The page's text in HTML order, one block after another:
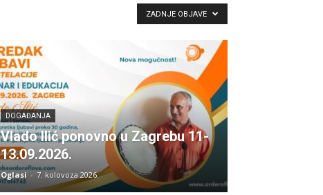
ZADNJE OBJAVE
DOGAĐANJA
Vlado Ilić ponovno u Zagrebu 11-
13.09.2026.
Oglasi - 7. kolovoza 2026.